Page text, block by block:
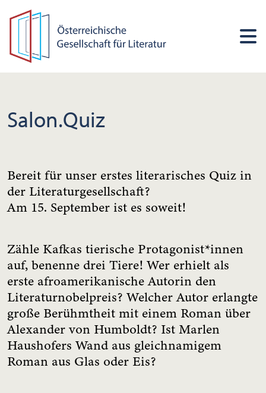
Salon.Quiz
Bereit für unser erstes literarisches Quiz in
der Literaturgesellschaft?
Am 15. September ist es soweit!
Zähle Kafkas tierische Protagonist*innen
auf, benenne drei Tiere! Wer erhielt als
erste afroamerikanische Autorin den
Literaturnobelpreis? Welcher Autor erlangte
große Berühmtheit mit einem Roman über
Alexander von Humboldt? Ist Marlen
Haushofers Wand aus gleichnamigem
Roman aus Glas oder Eis?